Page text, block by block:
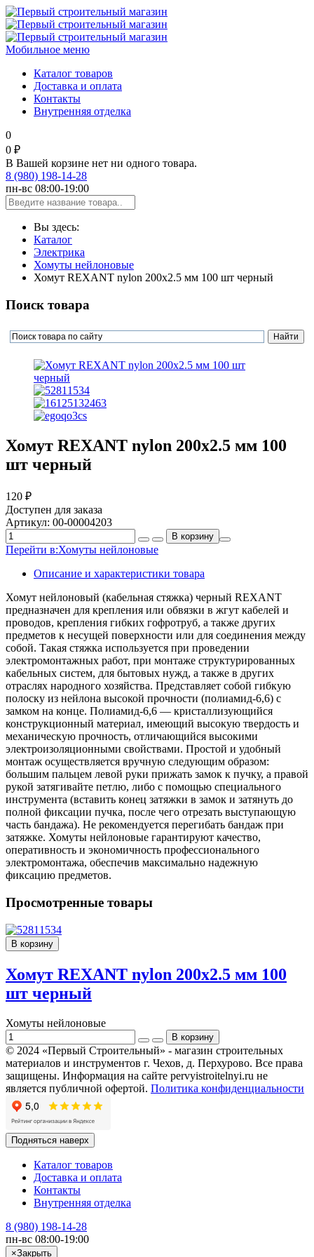
Мобильное меню
Каталог товаров
Доставка и оплата
Контакты
Внутренняя отделка
0
0 ₽
В Вашей корзине нет ни одного товара.
8 (980) 198-14-28
пн-вс 08:00-19:00
Вы здесь:
Каталог
Электрика
Хомуты нейлоновые
Хомут REXANT nylon 200x2.5 мм 100 шт черный
Поиск товара
Хомут REXANT nylon 200x2.5 мм 100
шт черный
120 ₽
Доступен для заказа
Артикул: 00-00004203
Перейти в:Хомуты нейлоновые
Описание и характеристики товара
Хомут нейлоновый (кабельная стяжка) черный REXANT
предназначен для крепления или обвязки в жгут кабелей и
проводов, крепления гибких гофротруб, а также других
предметов к несущей поверхности или для соединения между
собой. Такая стяжка используется при проведении
электромонтажных работ, при монтаже структурированных
кабельных систем, для бытовых нужд, а также в других
отраслях народного хозяйства. Представляет собой гибкую
полоску из нейлона высокой прочности (полиамид-6,6) с
замком на конце. Полиамид-6,6 — кристаллизующийся
конструкционный материал, имеющий высокую твердость и
механическую прочность, отличающийся высокими
электроизоляционными свойствами. Простой и удобный
монтаж осуществляется вручную следующим образом:
большим пальцем левой руки прижать замок к пучку, а правой
рукой затягивайте петлю, либо с помощью специального
инструмента (вставить конец затяжки в замок и затянуть до
полной фиксации пучка, после чего отрезать выступающую
часть бандажа). Не рекомендуется перегибать бандаж при
затяжке. Хомуты нейлоновые гарантируют качество,
оперативность и экономичность профессионального
электромонтажа, обеспечив максимально надежную
фиксацию предметов.
Просмотренные товары
В корзину
Хомут REXANT nylon 200x2.5 мм 100
шт черный
Хомуты нейлоновые
© 2024 «Первый Строительный» - магазин строительных
материалов и инструментов г. Чехов, д. Перхурово. Все права
защищены. Информация на сайте pervyistroitelnyi.ru не
является публичной офертой. Политика конфиденциальности
Подняться наверх
Каталог товаров
Доставка и оплата
Контакты
Внутренняя отделка
8 (980) 198-14-28
пн-вс 08:00-19:00
×Закрыть